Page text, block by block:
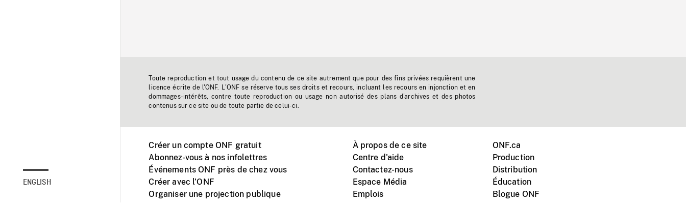
ENGLISH
Toute reproduction et tout usage du contenu de ce site autrement que pour des fins privées requièrent une
licence écrite de l'ONF. L'ONF se réserve tous ses droits et recours, incluant les recours en injonction et en
dommages-intérêts, contre toute reproduction ou usage non autorisé des plans d'archives et des photos
contenus sur ce site ou de toute partie de celui-ci.
Créer un compte ONF gratuit
Abonnez-vous à nos infolettres
Événements ONF près de chez vous
Créer avec l’ONF
Organiser une projection publique
À propos de ce site
Centre d'aide
Contactez-nous
Espace Média
Emplois
ONF.ca
Production
Distribution
Éducation
Blogue ONF